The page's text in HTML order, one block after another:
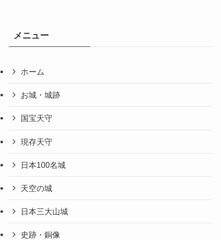
メニュー
ホーム
お城・城跡
国宝天守
現存天守
日本100名城
天空の城
日本三大山城
史跡・銅像